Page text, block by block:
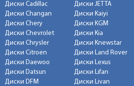
Диски Cadillac
Диски Changan
Диски Chery
Диски Chevrolet
Диски Chrysler
Диски Citroen
Диски Daewoo
Диски Datsun
Диски DFM
Диски JETTA
Диски Kaiyi
Диски KGM
Диски Kia
Диски Knewstar
Диски Land Rover
Диски Lexus
Диски Lifan
Диски Livan